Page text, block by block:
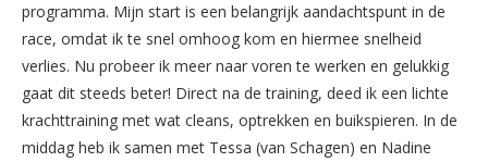
programma. Mijn start is een belangrijk aandachtspunt in de
race, omdat ik te snel omhoog kom en hiermee snelheid
verlies. Nu probeer ik meer naar voren te werken en gelukkig
gaat dit steeds beter! Direct na de training, deed ik een lichte
krachttraining met wat cleans, optrekken en buikspieren. In de
middag heb ik samen met Tessa (van Schagen) en Nadine